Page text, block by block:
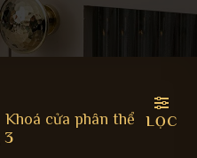
Khoá cửa phân thể
3
LỌC